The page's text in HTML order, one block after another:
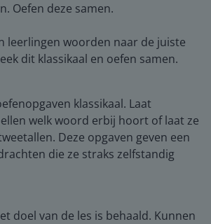
Oefen deze samen.
leerlingen woorden naar de juiste
dit klassikaal en oefen samen.
klassikaal. Laat
welk woord erbij hoort of laat ze
Deze opgaven geven een
die ze straks zelfstandig
doel van de les is behaald. Kunnen